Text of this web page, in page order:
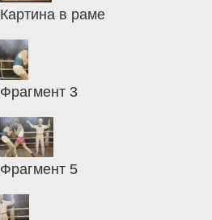
Картина в раме
Фрагмент 3
Фрагмент 5